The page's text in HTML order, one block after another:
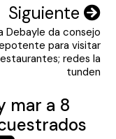
Siguiente
Debayle da consejo
para visitar
redes la
tunden
mar a 8